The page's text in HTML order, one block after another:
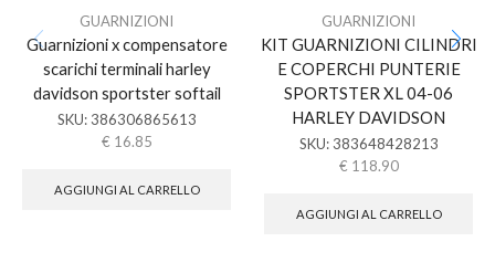
GUARNIZIONI
Guarnizioni x compensatore
scarichi terminali harley
davidson sportster softail
SKU: 386306865613
€ 16.85
AGGIUNGI AL CARRELLO
GUARNIZIONI
KIT GUARNIZIONI CILINDRI
E COPERCHI PUNTERIE
SPORTSTER XL 04-06
HARLEY DAVIDSON
SKU: 383648428213
€ 118.90
AGGIUNGI AL CARRELLO